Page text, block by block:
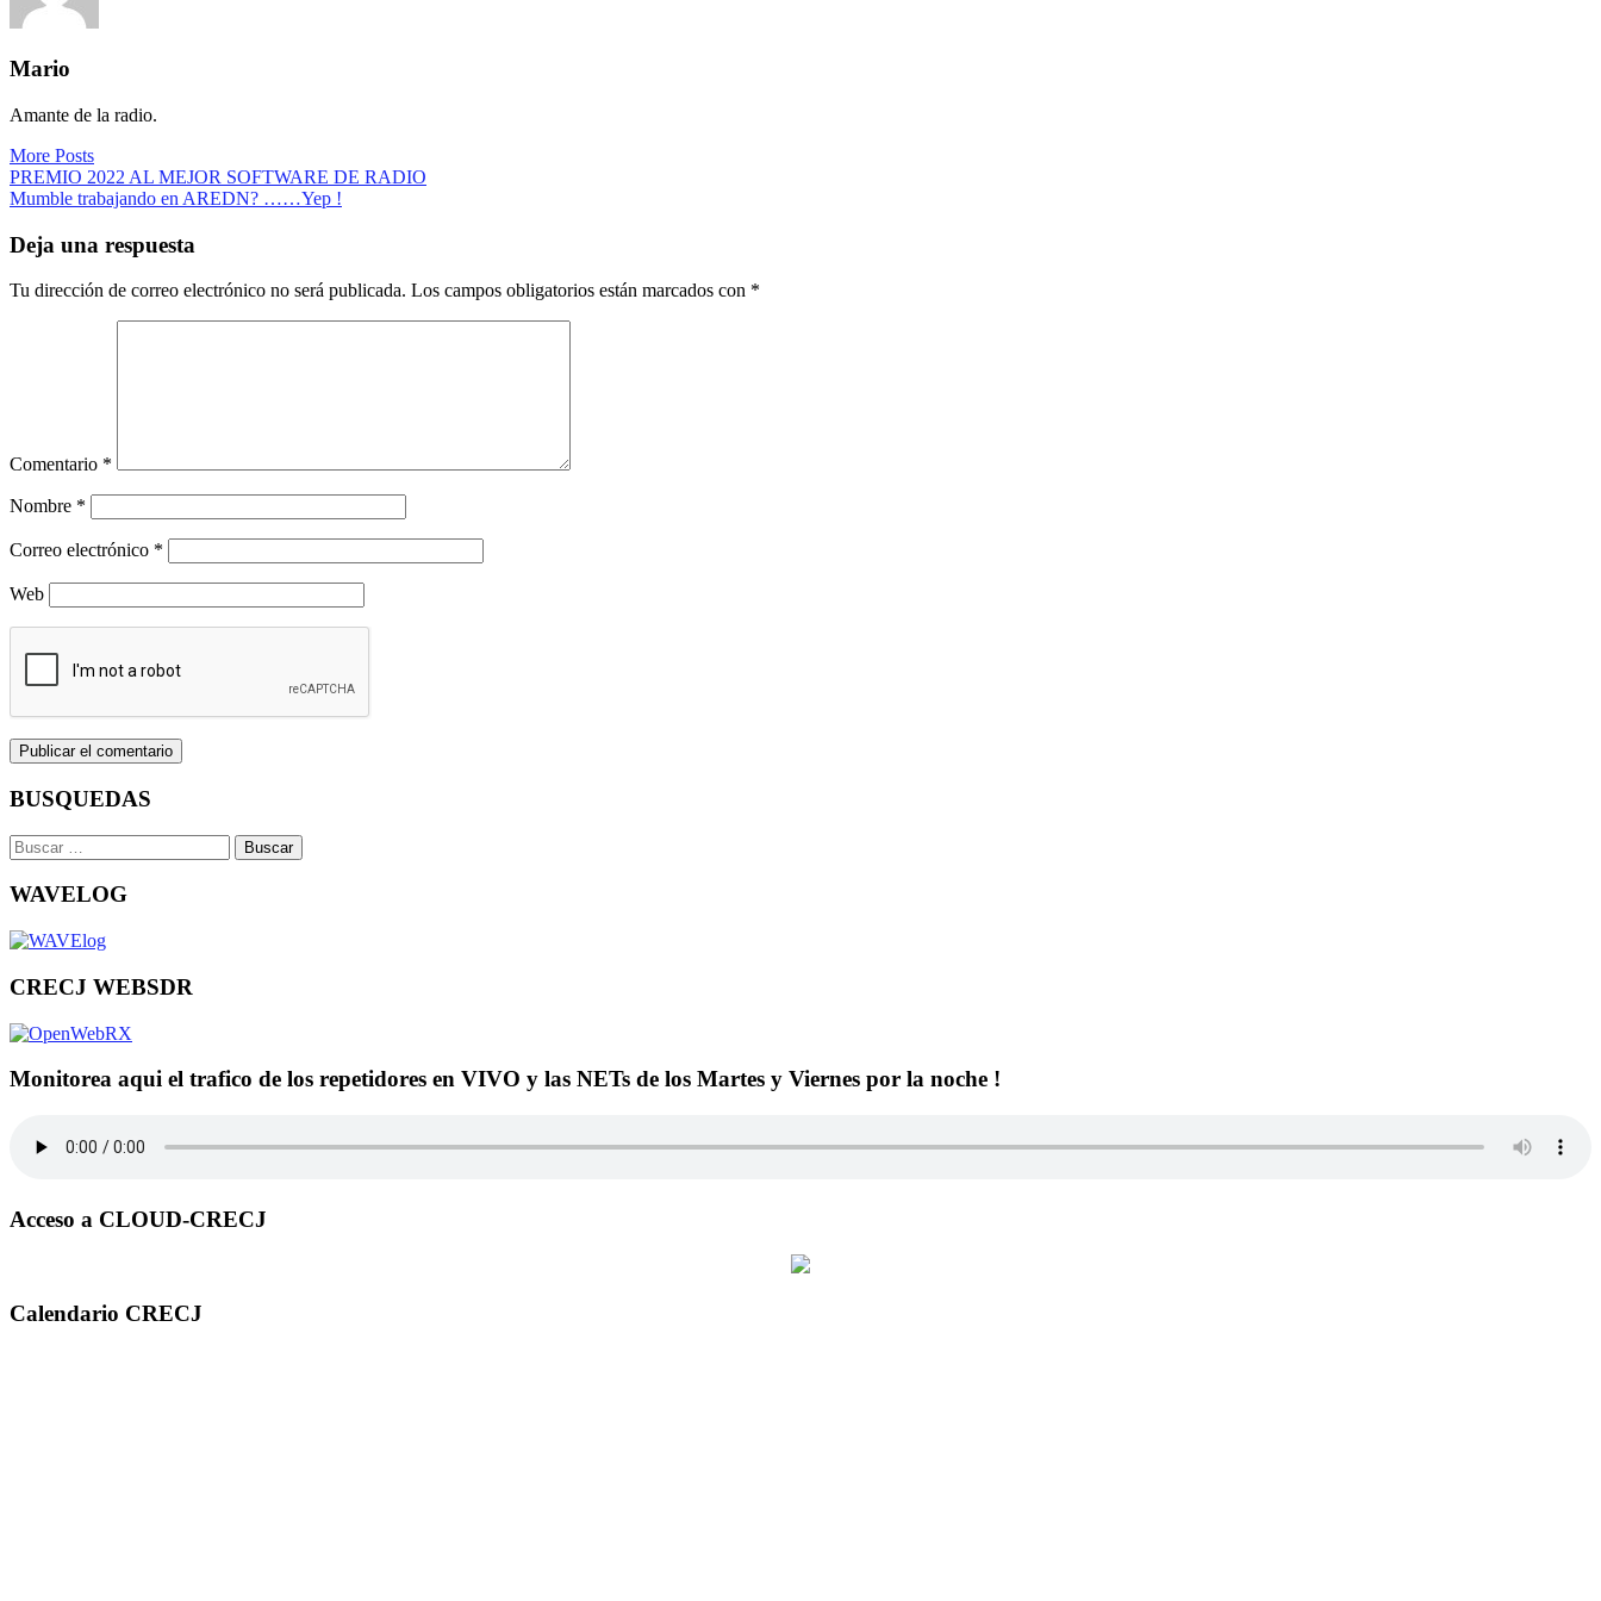
Mario
Amante de la radio.
More Posts
Navegación
de
entradas
PREMIO 2022 AL MEJOR SOFTWARE DE RADIO
Mumble trabajando en AREDN? ……Yep !
Deja una respuesta
Tu dirección de correo electrónico no será publicada. Los campos obligatorios están marcados con *
Comentario *
Nombre *
Correo electrónico *
Web
BUSQUEDAS
Buscar:
WAVELOG
CRECJ WEBSDR
Monitorea aqui el trafico de los repetidores en VIVO y las NETs de los Martes y Viernes por la noche !
Acceso a CLOUD-CRECJ
Calendario CRECJ